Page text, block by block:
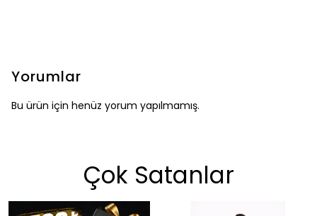
Yorumlar
Bu ürün için henüz yorum yapılmamış.
Çok Satanlar